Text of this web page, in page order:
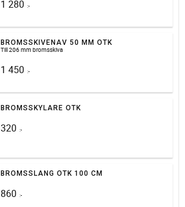
1 280 :-
BROMSSKIVENAV 50 MM OTK
Till 206 mm bromsskiva
1 450 :-
BROMSSKYLARE OTK
320 :-
BROMSSLANG OTK 100 CM
860 :-